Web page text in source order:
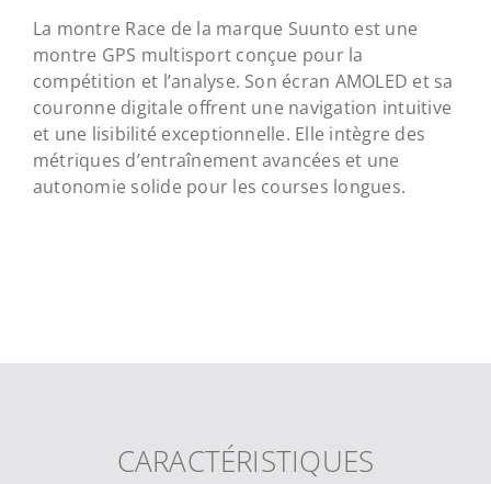
initial
était :
399,00 €.
actuel
est :
349,00 €.
La montre Race de la marque Suunto est une
montre GPS multisport conçue pour la
compétition et l’analyse. Son écran AMOLED et sa
couronne digitale offrent une navigation intuitive
et une lisibilité exceptionnelle. Elle intègre des
métriques d’entraînement avancées et une
autonomie solide pour les courses longues.
CARACTÉRISTIQUES